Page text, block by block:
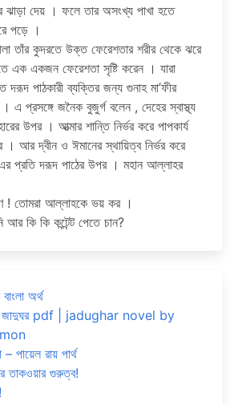
ঝাড়া দেয় । ফলে তার অসংখ্য পাখা হতে
পড়ে ।
তাঁর কুদরতে উক্ত ফেরেশতার শরীর থেকে ঝরে
এক একজন ফেরেশতা সৃষ্টি করেন । যারা
দরূদ পাঠকারী ব্যক্তির জন্য গুনাহ মা’ফীর
এ প্রসঙ্গে জনৈক বুজুর্গ বলেন , দেহের স্বাস্থ্য
উপর । আত্মার শান্তি নির্ভর করে পাপকার্য
। আর দ্বীন ও ঈমানের স্থায়িত্ব নির্ভর করে
প্রতি দরূদ পাঠের উপর । মহান আল্লাহর
! তোমরা আল্লাহকে ভয় কর ।
কি কি কন্টেন্ট পেতে চান?
অর্থ
জাদুঘর pdf | jadughar novel by
– পায়েল রায় পার্থ
তাকওয়ার গুরুত্ব!